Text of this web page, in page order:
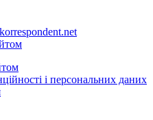
і персональних даних